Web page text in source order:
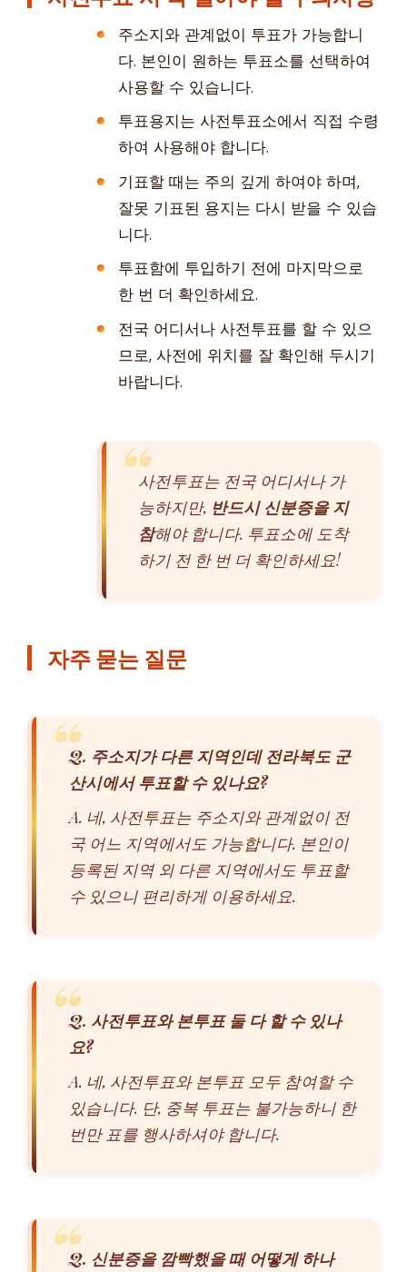
주소지와 관계없이 투표가 가능합니
다. 본인이 원하는 투표소를 선택하여
사용할 수 있습니다.
투표용지는 사전투표소에서 직접 수령
하여 사용해야 합니다.
기표할 때는 주의 깊게 하여야 하며,
잘못 기표된 용지는 다시 받을 수 있습
니다.
투표함에 투입하기 전에 마지막으로
한 번 더 확인하세요.
전국 어디서나 사전투표를 할 수 있으
므로, 사전에 위치를 잘 확인해 두시기
바랍니다.
사전투표는 전국 어디서나 가
능하지만, 반드시 신분증을 지
참해야 합니다. 투표소에 도착
하기 전 한 번 더 확인하세요!
자주 묻는 질문
Q. 주소지가 다른 지역인데 전라북도 군
산시에서 투표할 수 있나요?
A. 네, 사전투표는 주소지와 관계없이 전
국 어느 지역에서도 가능합니다. 본인이
등록된 지역 외 다른 지역에서도 투표할
수 있으니 편리하게 이용하세요.
Q. 사전투표와 본투표 둘 다 할 수 있나
요?
A. 네, 사전투표와 본투표 모두 참여할 수
있습니다. 단, 중복 투표는 불가능하니 한
번만 표를 행사하셔야 합니다.
Q. 신분증을 깜빡했을 때 어떻게 하나